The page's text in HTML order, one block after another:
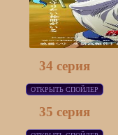
34 серия
35 серия